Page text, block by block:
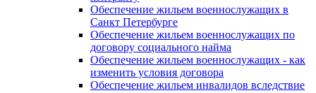
Обеспечение жильем военнослужащих в
Санкт Петербурге
Обеспечение жильем военнослужащих по
договору социального найма
Обеспечение жильем военнослужащих - как
изменить условия договора
Обеспечение жильем инвалидов вследствие